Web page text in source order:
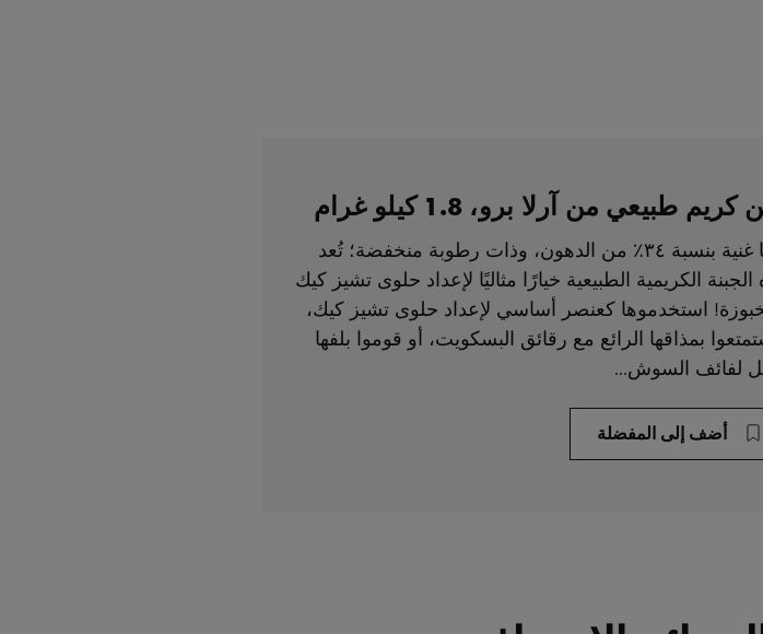
طبيعي من آرلا برو، 1.8 كيلو غرام
لأنها غنية بنسبة ٣٤٪ من الدهون، وذات رطوبة منخفضة؛ تُعد
الجبنة الكريمية الطبيعية خيارًا مثاليًا لإعداد حلوى تشيز كيك
استخدموها كعنصر أساسي لإعداد حلوى تشيز كيك،
بمذاقها الرائع مع رقائق البسكويت، أو قوموا بلفها
لفائف السوش...
أضف إلى المفضلة